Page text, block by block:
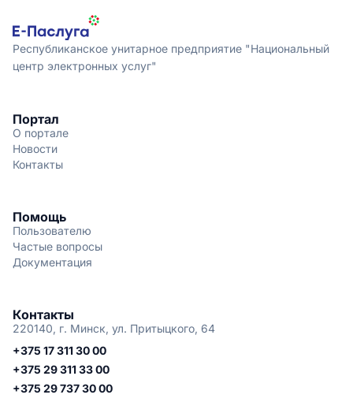
Республиканское унитарное предприятие "Национальный
центр электронных услуг"
Портал
О портале
Новости
Контакты
Помощь
Пользователю
Частые вопросы
Документация
Контакты
220140, г. Минск, ул. Притыцкого, 64
+375 17 311 30 00
+375 29 311 33 00
+375 29 737 30 00